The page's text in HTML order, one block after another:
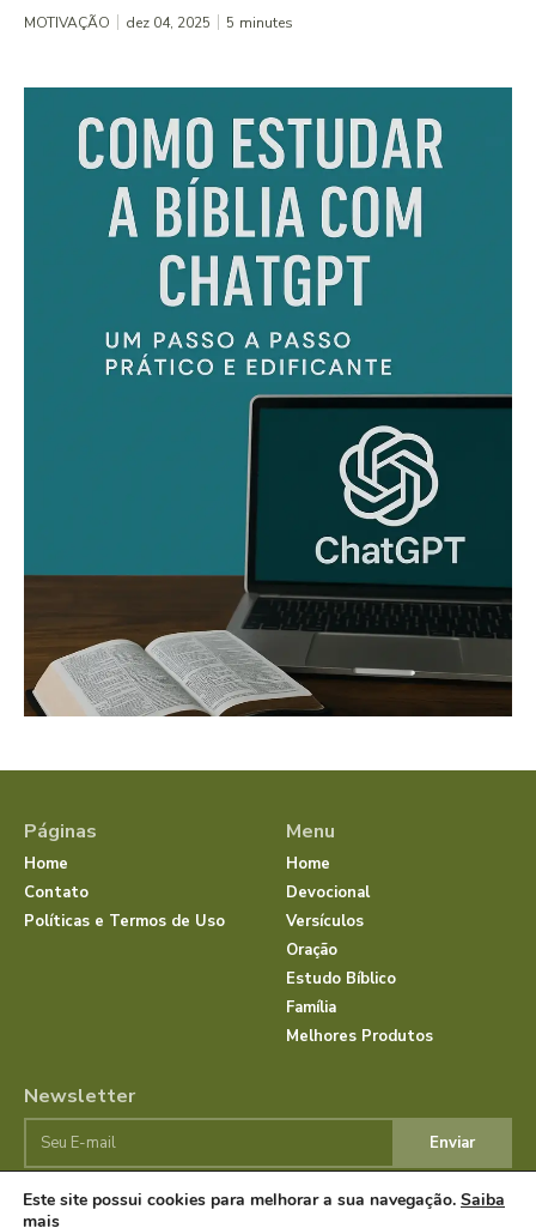
MOTIVAÇÃO dez 04, 2025 5 minutes
Páginas
Home
Contato
Políticas e Termos de Uso
Menu
Home
Devocional
Versículos
Oração
Estudo Bíblico
Família
Melhores Produtos
Newsletter
Enviar
Este site possui cookies para melhorar a sua navegação. Saiba
mais